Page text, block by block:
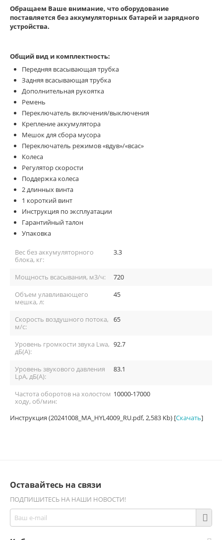
Обращаем Ваше внимание, что оборудование
поставляется без аккумуляторных батарей и зарядного
устройства.
Общий вид и комплектность:
Передняя всасывающая трубка
Задняя всасывающая трубка
Дополнительная рукоятка
Ремень
Переключатель включения/выключения
Крепление аккумулятора
Мешок для сбора мусора
Переключатель режимов «вдув»/«всас»
Колеса
Регулятор скорости
Поддержка колеса
2 длинных винта
1 короткий винт
Инструкция по эксплуатации
Гарантийный талон
Упаковка
Вес без аккумуляторного
блока, кг:
3.3
Мощность всасывания, м3/ч:
720
Объем улавливающего
мешка, л:
45
Скорость воздушного потока,
м/с:
65
Уровень громкости звука Lwa,
дБ(A):
92.7
Уровень звукового давления
LpA, дБ(A):
83.1
Частота оборотов на холостом
ходу, об/мин:
10000-17000
Инструкция (20241008_MA_HYL4009_RU.pdf, 2,583 Kb) [Скачать]
Оставайтесь на связи
ПОДПИШИТЕСЬ НА НАШИ НОВОСТИ!